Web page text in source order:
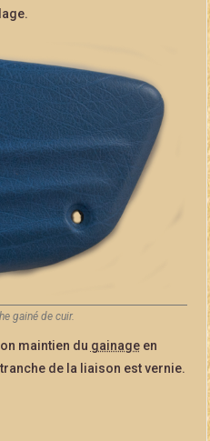
gainé de cuir.
maintien du gainageen
de la liaison est vernie.